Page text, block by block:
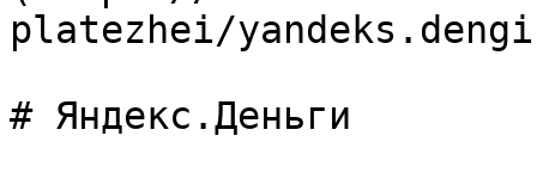
platezhei/
# Яндекс.Деньги